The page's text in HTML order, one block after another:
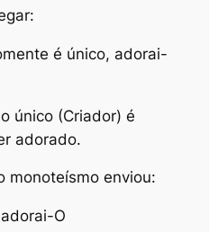
é único, adorai-
único (Criador) é
adorado.
monoteísmo enviou:
O